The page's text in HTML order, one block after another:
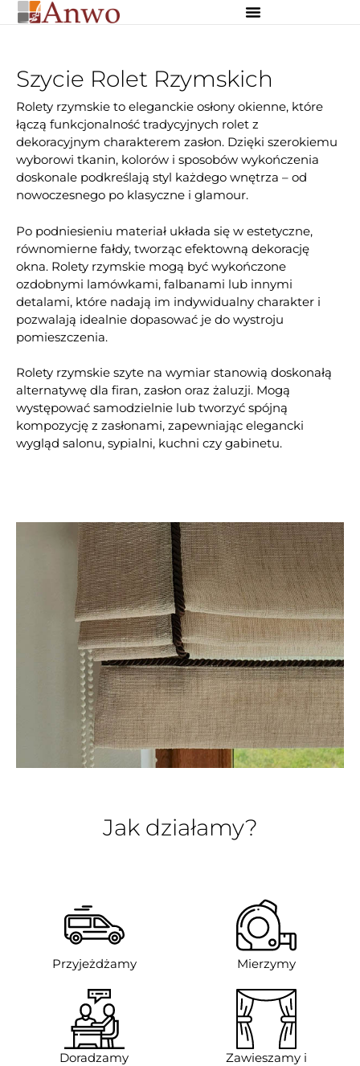
Szycie Rolet Rzymskich
Rolety rzymskie to eleganckie osłony okienne, które
łączą funkcjonalność tradycyjnych rolet z
dekoracyjnym charakterem zasłon. Dzięki szerokiemu
wyborowi tkanin, kolorów i sposobów wykończenia
doskonale podkreślają styl każdego wnętrza – od
nowoczesnego po klasyczne i glamour.
Po podniesieniu materiał układa się w estetyczne,
równomierne fałdy, tworząc efektowną dekorację
okna. Rolety rzymskie mogą być wykończone
ozdobnymi lamówkami, falbanami lub innymi
detalami, które nadają im indywidualny charakter i
pozwalają idealnie dopasować je do wystroju
pomieszczenia.
Rolety rzymskie szyte na wymiar stanowią doskonałą
alternatywę dla firan, zasłon oraz żaluzji. Mogą
występować samodzielnie lub tworzyć spójną
kompozycję z zasłonami, zapewniając elegancki
wygląd salonu, sypialni, kuchni czy gabinetu.
Jak działamy?
Przyjeżdżamy Mierzymy
Doradzamy
Zawieszamy i